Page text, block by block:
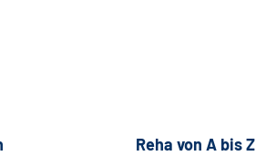
Reha von A bis Z